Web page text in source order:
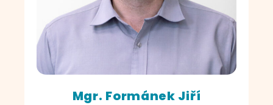
Mgr. Formánek Jiří